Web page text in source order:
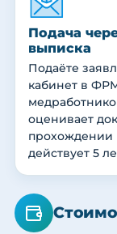
Подача
выписка
Подаёте
кабинет в
оценивает
прохождении
действует 5